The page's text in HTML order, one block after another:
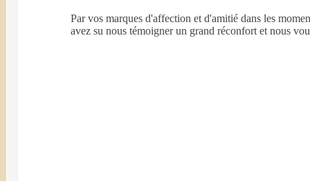
Par vos marques d'affection et d'amitié dans les
avez su nous témoigner un grand réconfort et nous